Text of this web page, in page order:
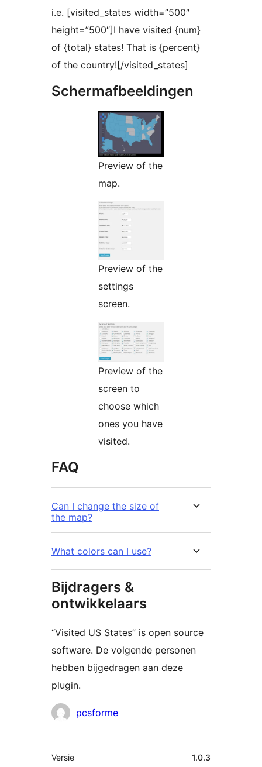
i.e. [visited_states width=”500″
height=”500″]I have visited {num}
of {total} states! That is {percent}
of the country![/visited_states]
Schermafbeeldingen
Preview of the
map.
Preview of the
settings
screen.
Preview of the
screen to
choose which
ones you have
visited.
FAQ
Can I change the size of
the map?
What colors can I use?
Bijdragers &
ontwikkelaars
“Visited US States” is open source
software. De volgende personen
hebben bijgedragen aan deze
plugin.
Bijdragerspcsforme
Meta
Versie 1.0.3